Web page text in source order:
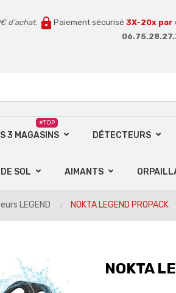
d'achat. lock Paiement sécurisé 3X-20x par
3 MAGASINS
#TOP
DÉTECTEURS
SOL AIMANTS
LEGEND NOKTA LEGEND PROPACK
NOKTA